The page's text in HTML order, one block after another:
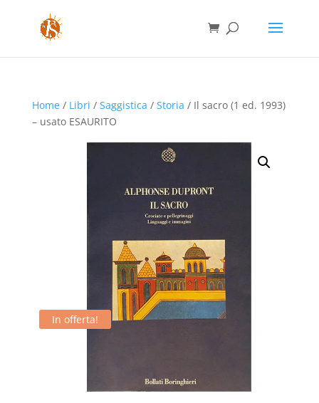
Home/ Libri / Saggistica / Storia / Il sacro (1 ed. 1993)
– usato ESAURITO
In offerta!